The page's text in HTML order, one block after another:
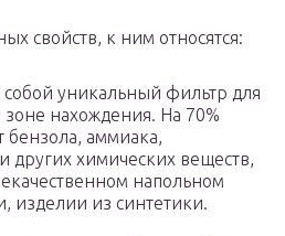
свойств, к ним относятся:
собой уникальный фильтр для
зоне нахождения. На 70%
бензола, аммиака,
других химических веществ,
напольном
изделии из синтетики.